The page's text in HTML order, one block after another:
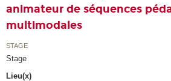
animateur de séquences
multimodales
STAGE
Stage
Lieu(x)